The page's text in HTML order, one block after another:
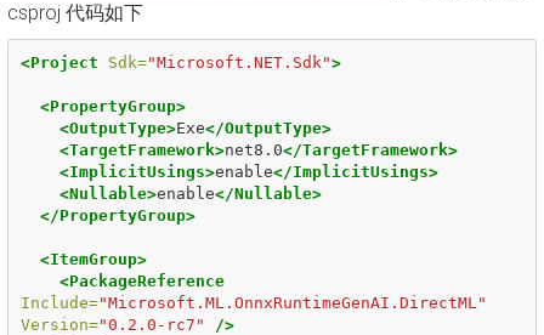
csproj 代码如下
<Project Sdk="Microsoft.NET.Sdk">
<PropertyGroup>
<OutputType>Exe</OutputType>
<TargetFramework>net8.0</TargetFramework>
<ImplicitUsings>enable</ImplicitUsings>
<Nullable>enable</Nullable>
</PropertyGroup>
<ItemGroup>
<PackageReference
Include="Microsoft.ML.OnnxRuntimeGenAI.DirectML"
Version="0.2.0-rc7"
/>